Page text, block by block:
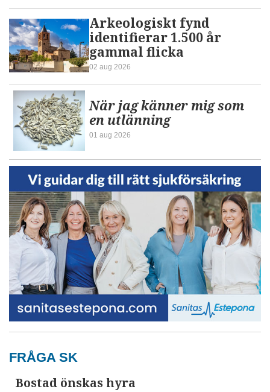
Arkeologiskt fynd
identifierar 1.500 år
gammal flicka
02 aug 2026
När jag känner mig som
en utlänning
01 aug 2026
FRÅGA SK
Bostad önskas hyra